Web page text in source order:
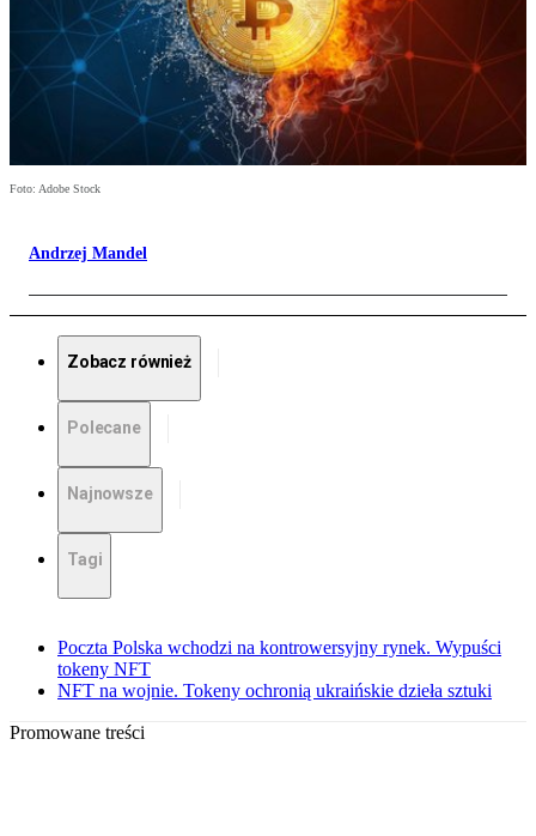
Foto: Adobe Stock
Andrzej Mandel
Zobacz również
Polecane
Najnowsze
Tagi
Poczta Polska wchodzi na kontrowersyjny rynek. Wypuści
tokeny NFT
NFT na wojnie. Tokeny ochronią ukraińskie dzieła sztuki
Promowane treści